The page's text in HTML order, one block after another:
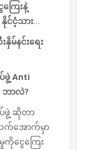
ြေးနဲ့
င်ငံ့သား
မ်နင်းရေး
ဖွဲ့ Anti
ဘာလဲ?
ပ်ဖွဲ့ ဆိုတာ
က်အောက်မှာ
ကိုငွေကြေး